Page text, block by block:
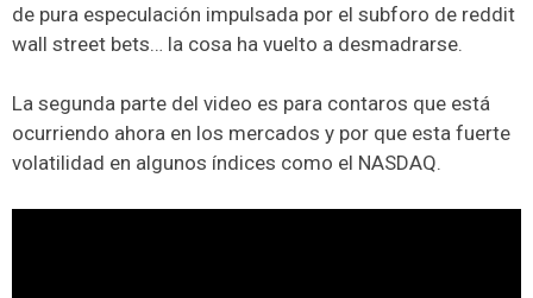
de pura especulación impulsada por el subforo de reddit
wall street bets… la cosa ha vuelto a desmadrarse.
La segunda parte del video es para contaros que está
ocurriendo ahora en los mercados y por que esta fuerte
volatilidad en algunos índices como el NASDAQ.